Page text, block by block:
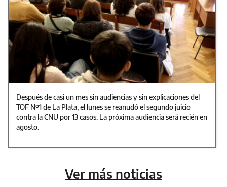
Después de casi un mes sin audiencias y sin explicaciones del
TOF Nº1 de La Plata, el lunes se reanudó el segundo juicio
contra la CNU por 13 casos. La próxima audiencia será recién en
agosto.
Ver más noticias